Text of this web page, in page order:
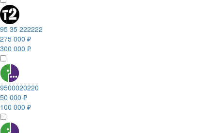
95 35 222222
275 000 ₽
300 000 ₽
9500020220
50 000 ₽
100 000 ₽